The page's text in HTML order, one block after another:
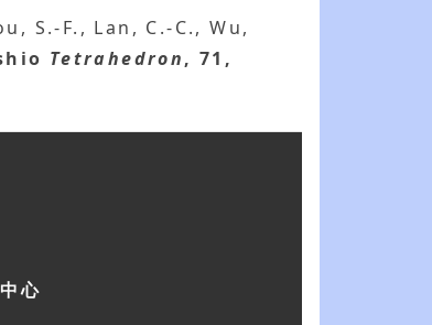
S.-F., Lan, C.-C., Wu,
Tetrahedron, 71,
心